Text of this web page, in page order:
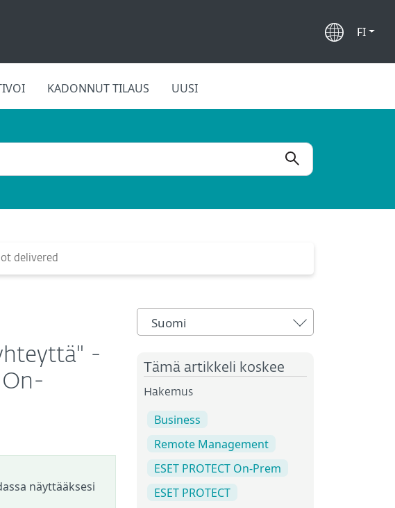
FI
KADONNUT TILAUS UUSI
delivered
-
On-
näyttääksesi
Suomi
Tämä artikkeli koskee
Hakemus
Business
Remote Management
ESET PROTECT On-Prem
ESET PROTECT